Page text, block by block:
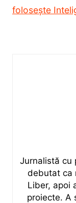
folosește
Jurnalistă cu
debutat ca
Liber, apoi
proiecte. A